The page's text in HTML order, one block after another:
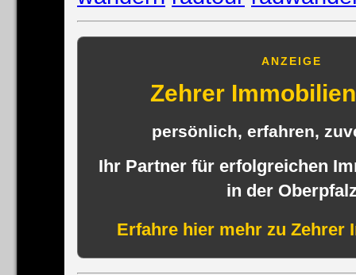
ANZEIGE
Zehrer
persönlich, erfahren,
Ihr Partner für erfolgreichen
in der
Erfahre hier mehr zu Zehrer